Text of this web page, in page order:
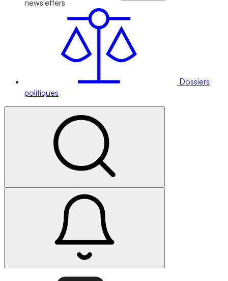
newsletters
Dossiers
politiques